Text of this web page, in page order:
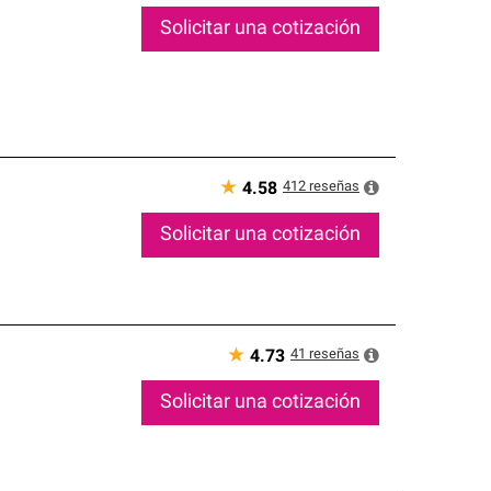
incomparable. Solo ellos pueden
Solicitar una cotización
★ 4.58 412 reseñas
Solicitar una cotización
★ 4.73 41 reseñas
Solicitar una cotización